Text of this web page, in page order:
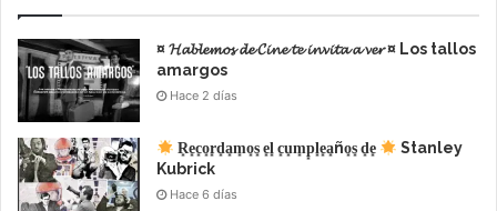
¤ 𝓗𝓪𝓫𝓵𝓮𝓶𝓸𝓼 𝓭𝓮 𝓒𝓲𝓷𝓮 𝓽𝓮 𝓲𝓷𝓿𝓲𝓽𝓪 𝓪 𝓿𝓮𝓻 ¤ Los tallos
amargos
Hace 2 días
R͙e͙c͙o͙r͙d͙a͙m͙o͙s͙ e͙l͙ c͙u͙m͙p͙l͙e͙a͙ño͙s͙ d͙e͙
Stanley
Kubrick
Hace 6 días